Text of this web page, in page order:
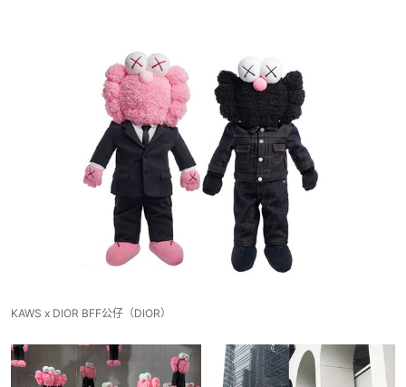
KAWS x DIOR BFF公仔（DIOR）